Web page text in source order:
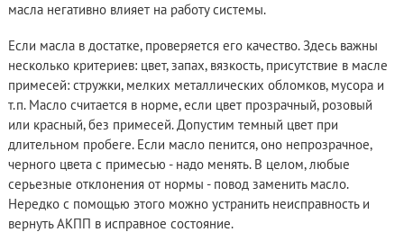
масла негативно влияет на работу системы.
Если масла в достатке, проверяется его качество. Здесь важны
несколько критериев: цвет, запах, вязкость, присутствие в масле
примесей: стружки, мелких металлических обломков, мусора и
т.п. Масло считается в норме, если цвет прозрачный, розовый
или красный, без примесей. Допустим темный цвет при
длительном пробеге. Если масло пенится, оно непрозрачное,
черного цвета с примесью - надо менять. В целом, любые
серьезные отклонения от нормы - повод заменить масло.
Нередко с помощью этого можно устранить неисправность и
вернуть АКПП в исправное состояние.